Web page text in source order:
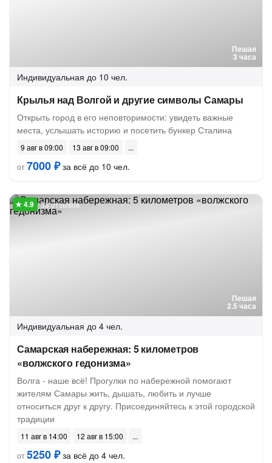
Пешая
3 часа
Индивидуальная до 10 чел.
Крылья над Волгой и другие символы Самары
Открыть город в его неповторимости: увидеть важные
места, услышать историю и посетить бункер Сталина
9 авг в 09:00
13 авг в 09:00
от7000 ₽за всё до 10 чел.
Пешая
2.5 часа
38 отзывов
Индивидуальная до 4 чел.
Самарская набережная: 5 километров
«волжского гедонизма»
Волга - наше всё! Прогулки по набережной помогают
жителям Самары жить, дышать, любить и лучше
относиться друг к другу. Присоединяйтесь к этой городской
традиции
11 авг в 14:00
12 авг в 15:00
от5250 ₽за всё до 4 чел.